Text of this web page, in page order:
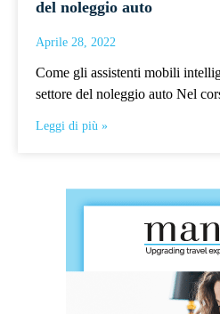
del noleggio auto
Aprile 28, 2022
Come gli assistenti mobili
settore del noleggio auto Nel
Leggi di più »